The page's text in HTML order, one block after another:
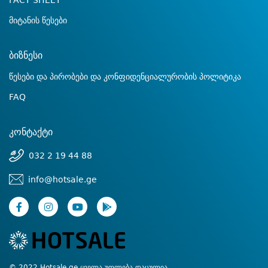
მიტანის წესები
ბიზნესი
წესები და პირობები და კონფიდენციალურობის პოლიტიკა
FAQ
კონტაქტი
032 2 19 44 88
info@hotsale.ge